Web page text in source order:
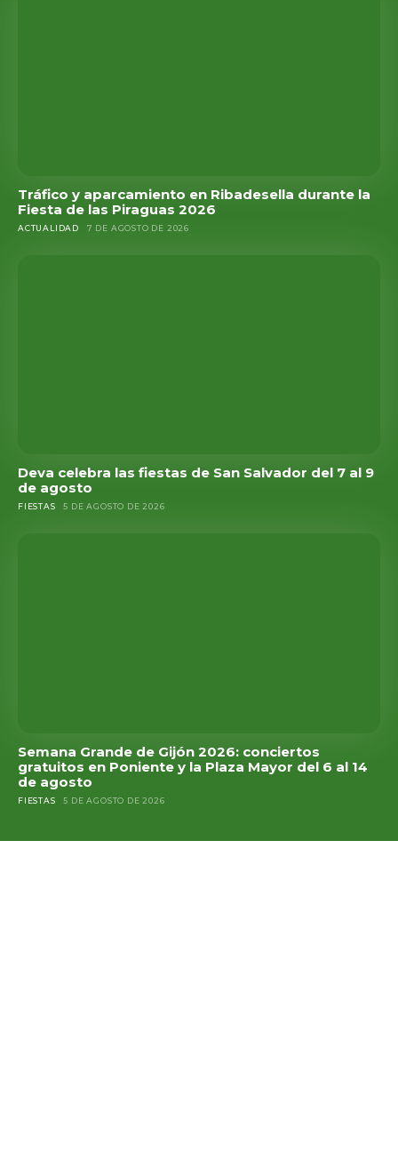
Tráfico y aparcamiento en Ribadesella durante la
Fiesta de las Piraguas 2026
ACTUALIDAD 7 DE AGOSTO DE 2026
Deva celebra las fiestas de San Salvador del 7 al 9
de agosto
FIESTAS 5 DE AGOSTO DE 2026
Semana Grande de Gijón 2026: conciertos
gratuitos en Poniente y la Plaza Mayor del 6 al 14
de agosto
FIESTAS 5 DE AGOSTO DE 2026